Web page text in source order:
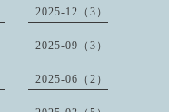
2025-12（3）
2025-09（3）
2025-06（2）